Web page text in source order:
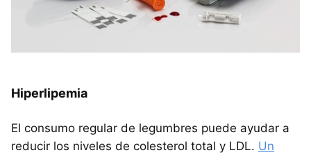
Hiperlipemia
El consumo regular de legumbres puede ayudar a
reducir los niveles de colesterol total y LDL. Un